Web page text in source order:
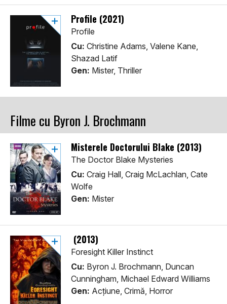
Profile (2021)
Profile
Cu: Christine Adams, Valene Kane,
Shazad Latif
Gen: Mister, Thriller
Filme cu Byron J. Brochmann
Misterele Doctorului Blake (2013)
The Doctor Blake Mysteries
Cu: Craig Hall, Craig McLachlan, Cate
Wolfe
Gen: Mister
(2013)
Foresight Killer Instinct
Cu: Byron J. Brochmann, Duncan
Cunningham, Michael Edward Williams
Gen: Acţiune, Crimă, Horror